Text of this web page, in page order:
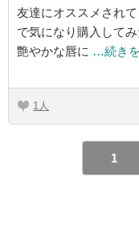
友達にオススメされ
で気になり購入して
艶やかな唇に …続き
1
1